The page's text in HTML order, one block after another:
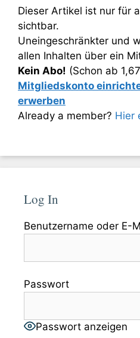
Dieser Artikel ist nur für
sichtbar.
Uneingeschränkter und
allen Inhalten über ein
Kein Abo! (Schon ab
Mitgliedskonto
erwerben
Already a member? Hier
Log In
Benutzername oder E-
Passwort
Passwort anzeigen